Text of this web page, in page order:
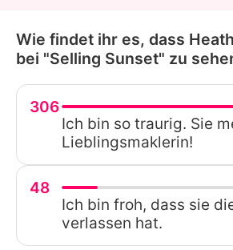
Wie findet ihr es, dass
bei "Selling Sunset" zu
306
Ich bin so traurig. Sie
Lieblingsmaklerin!
48
Ich bin froh, dass sie
verlassen hat.